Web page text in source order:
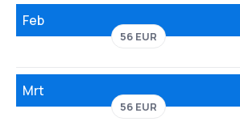
Feb
56 EUR
Mrt
56 EUR